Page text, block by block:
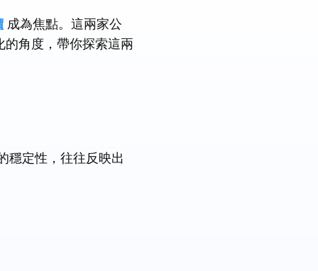
成為焦點。這兩家公
角度，帶你探索這兩
穩定性，往往反映出